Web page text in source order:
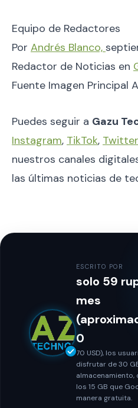
Equipo de Redactores
Por Andrés Blanco,
Redactor de Noticias en
Fuente Imagen Principal
Puedes seguir a Gazu
Instagram, TikTok, Twitter
nuestros canales
las últimas noticias de
ESCRITO POR
solo 59
mes
0
70 USD), los
disfrutar de 30
almacenamiento,
los 15 GB que
manera gratuita.